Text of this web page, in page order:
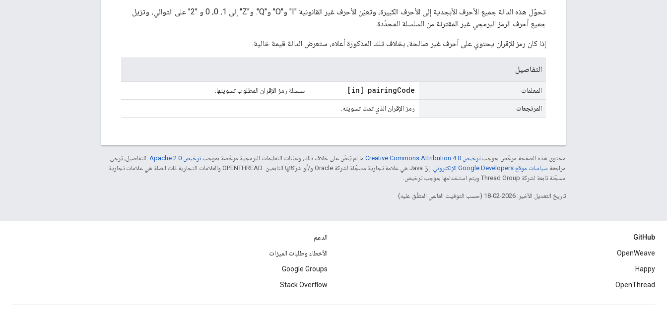
تحوّل هذه الدالة جميع الأحرف الأبجدية إلى الأحرف الكبيرة، وتعيّن الأحرف غير القانونية "I" و"O" و"Q". و"Z" إلى 1، 0، 0 و "2" على التوالي، وتزيل
جميع أحرف الرمز البرمجي غير المقترنة من السلسلة المحدّدة.
إذا كان رمز الإقران يحتوي على أحرف غير صالحة، بخلاف تلك المذكورة أعلاه، ستعرض الدالة قيمة خالية.
التفاصيل
المعلمات [in] pairingCode سلسلة رمز الإقران المطلوب تسويتها.
المرتجعات رمز الإقران الذي تمت تسويته.
محتوى هذه الصفحة مرخّص بموجبترخيص Creative Commons Attribution 4.0‏ ما لم يُنصّ على خلاف ذلك، وعيّنات التعليمات البرمجية مرخّصة بموجبترخيص Apache 2.0‏
. للتفاصيل، يُرجى
مراجعة سياسات موقع Google Developers الإلكتروني
. إنّ Java هي علامة تجارية مسجَّلة لشركة Oracle و/أو شركائها التابعين. ‫OPENTHREAD والعلامات التجارية ذات الصلة هي علامات تجارية
مسجّلة تابعة لشركة Thread Group ويتم استخدامها بموجب ترخيص.
تاريخ التعديل الأخير: 2026-02-18 (حسب التوقيت العالمي المتفَّق عليه)
GitHub
OpenWeave
Happy
OpenThread
الدعم
الأخطاء وطلبات الميزات
Google Groups
Stack Overflow